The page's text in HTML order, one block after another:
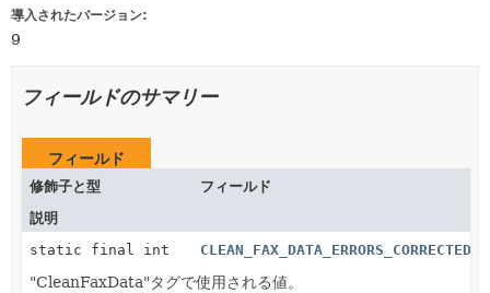
索引
導入されたバージョン:
9
フィールドのサマリー
フィールド
修飾子と型
フィールド
説明
static final int
CLEAN_FAX_DATA_ERRORS_CORRECTED
"CleanFaxData"タグで使用される値。